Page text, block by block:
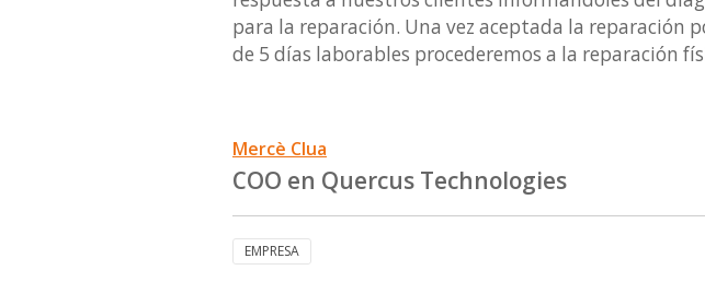
para la reparación. Una vez aceptada la
de 5 días laborables procederemos a la reparación
Mercè Clua
COO en Quercus Technologies
EMPRESA